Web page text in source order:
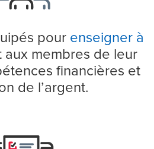
pour enseigner à
aux membres de leur
financières et
de l’argent.